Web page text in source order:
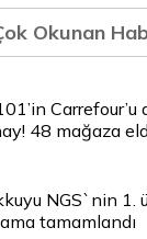
Okunan
Carrefour’u
48 mağaza
NGS`nin 1.
tamamlandı